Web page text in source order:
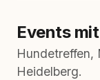
Events
Hundetreffen,
Heidelberg.